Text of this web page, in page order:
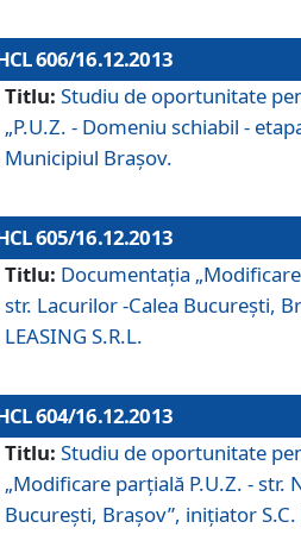
606/16.12.2013
Titlu: Studiu de oportunitate
„P.U.Z. - Domeniu schiabil -
Municipiul Braşov.
605/16.12.2013
Titlu: Documentaţia
str. Lacurilor -Calea Bucureşti,
LEASING S.R.L.
604/16.12.2013
Titlu: Studiu de oportunitate
„Modificare parţială P.U.Z. - str.
Bucureşti, Braşov”, iniţiator S.C.